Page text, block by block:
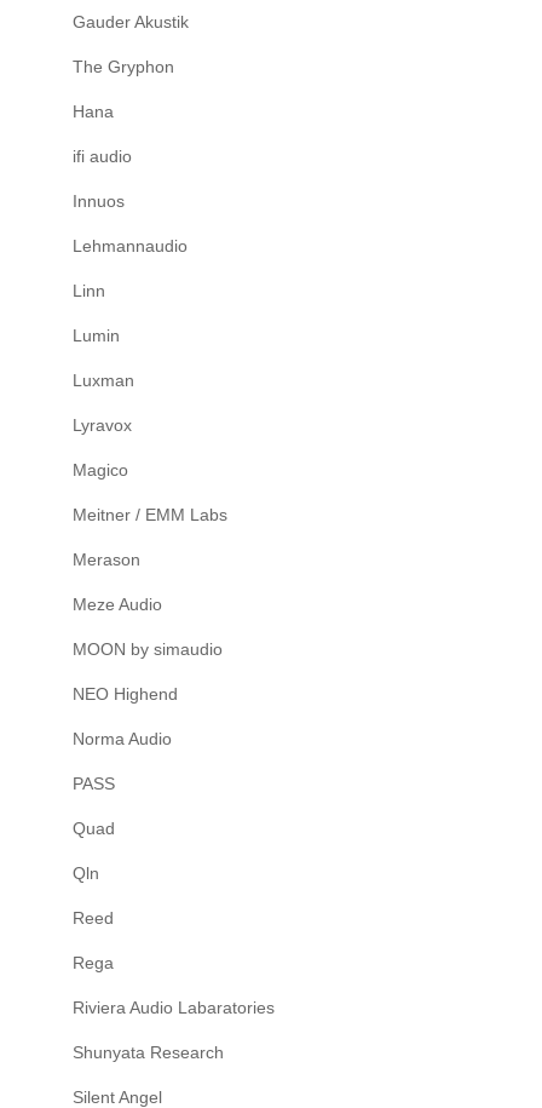
Gauder Akustik
The Gryphon
Hana
ifi audio
Innuos
Lehmannaudio
Linn
Lumin
Luxman
Lyravox
Magico
Meitner / EMM Labs
Merason
Meze Audio
MOON by simaudio
NEO Highend
Norma Audio
PASS
Quad
Qln
Reed
Rega
Riviera Audio Labaratories
Shunyata Research
Silent Angel